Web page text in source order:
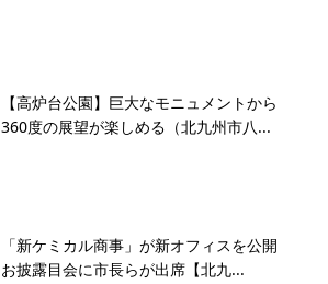
【高炉台公園】巨大なモニュメントから
360度の展望が楽しめる（北九州市八...
「新ケミカル商事」が新オフィスを公開
お披露目会に市長らが出席【北九...